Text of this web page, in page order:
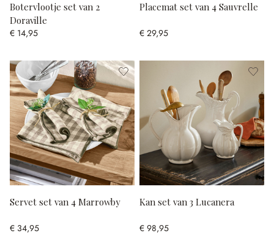
Botervlootje set van 2
Doraville
€ 14,95
Placemat set van 4 Sauvrelle
€ 29,95
Servet set van 4 Marrowby
€ 34,95
Kan set van 3 Lucanera
€ 98,95